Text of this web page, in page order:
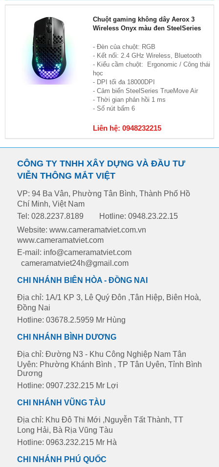
Chuột gaming không dây Aerox 3
Wireless Onyx màu đen SteelSeries
- Đèn của chuột: RGB
- Kết nối: 2.4 GHz Wireless, Bluetooth
- Kiểu cầm chuột: Ergonomic / Công thái
học
- DPI tối đa 18000DPI
- Cảm biến SteelSeries TrueMove Air
- Thời gian phản hồi 1 ms
- Số nút bấm 6
Liên hệ: 0948232215
CÔNG TY TNHH XÂY DỰNG VÀ ĐẦU TƯ
VIỄN THÔNG MẮT VIỆT
VP: 94 Ba Vân, Phường Tân Bình, Thành Phố Hồ
Chí Minh, Việt Nam
Tel: 028.2237.8189
Hotline: 0948.23.22.15
Website: www.cameramatviet.com.vn
www.cameramatviet.com
E-mail: info@cameramatviet.com
cameramatviet24h@gmail.com
CHI NHÁNH BIÊN HÒA - ĐỒNG NAI
Địa chỉ: 1A/1 KP 3, Lê Quý Đôn ,Tân Hiệp, Biên Hoà,
Đồng Nai
Hotline: 03678.2.5959 Mr Hùng
CHI NHÁNH BÌNH DƯƠNG
Địa chỉ: Đường N3 - Khu Công Nghiệp Nam Tân
Uyên: Phường Khánh Bình , TP Tân Uyên, Tỉnh Bình
Dương
Hotline: 0907.232.215 Mr Lợi
CHI NHÁNH VŨNG TÀU
Địa chỉ: Khu Đô Thi Mới ,Nguyễn Tất Thành, TT
Long Hải, Bà Rịa Vũng Tàu
Hotline: 0963.232.215 Mr Hà
CHI NHÁNH PHÚ QUỐC